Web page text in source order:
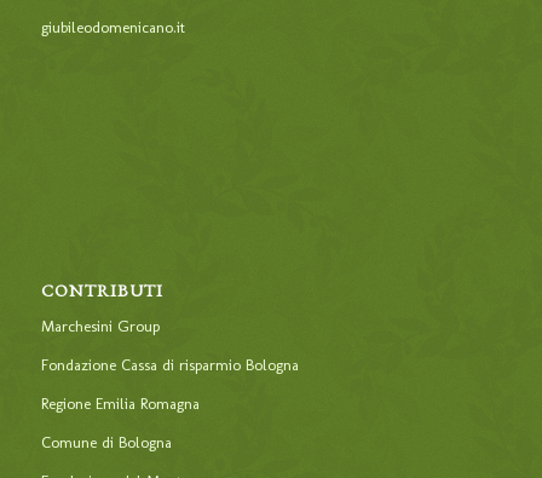
giubileodomenicano.it
CONTRIBUTI
Marchesini Group
Fondazione Cassa di risparmio Bologna
Regione Emilia Romagna
Comune di Bologna